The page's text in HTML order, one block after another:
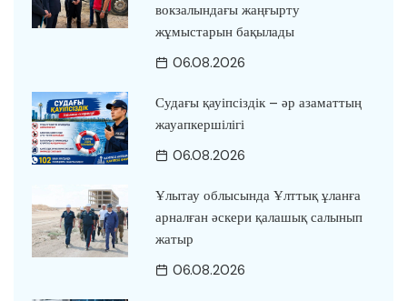
вокзалындағы жаңғырту
жұмыстарын бақылады
06.08.2026
Судағы қауіпсіздік – әр азаматтың
жауапкершілігі
06.08.2026
Ұлытау облысында Ұлттық ұланға
арналған әскери қалашық салынып
жатыр
06.08.2026